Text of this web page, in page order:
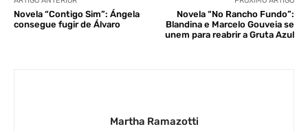
Novela “Contigo Sim”: Ángela
consegue fugir de Álvaro
Novela “No Rancho Fundo”:
Blandina e Marcelo Gouveia se
unem para reabrir a Gruta Azul
Martha Ramazotti